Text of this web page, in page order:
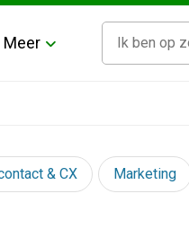
Meer
& CX Marketing